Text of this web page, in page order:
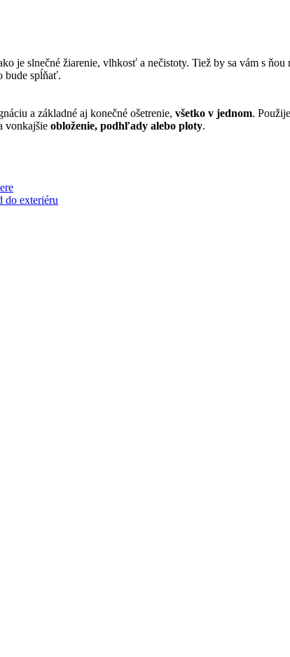
je slnečné žiarenie, vlhkosť a nečistoty. Tiež by sa vám s
bude spĺňať.
a základné aj konečné ošetrenie, všetko v jednom.
vonkajšie obloženie, podhľady alebo ploty.
do exteriéru